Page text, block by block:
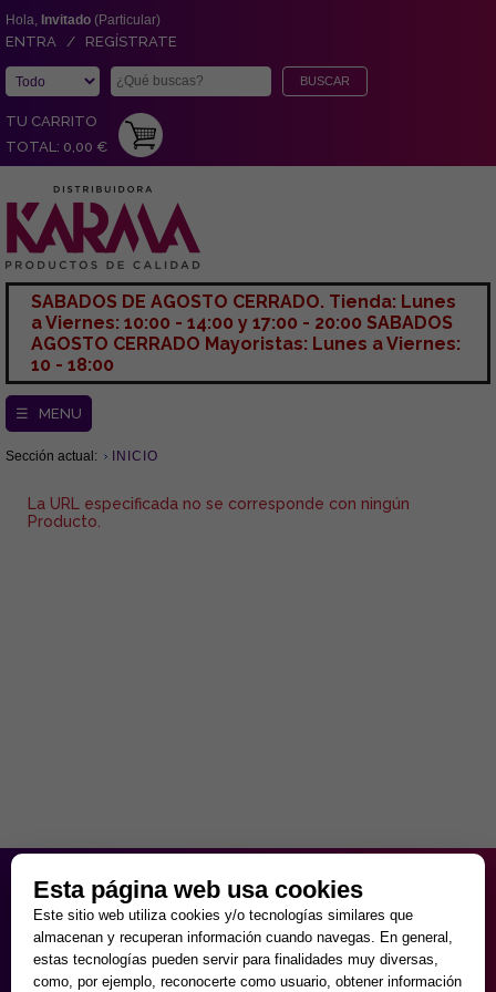
Hola, Invitado (Particular)
ENTRA / REGÍSTRATE
TU CARRITO
TOTAL: 0,00 €
SABADOS DE AGOSTO CERRADO. Tienda: Lunes
a Viernes: 10:00 - 14:00 y 17:00 - 20:00 SABADOS
AGOSTO CERRADO Mayoristas: Lunes a Viernes:
10 - 18:00
☰ MENU
Sección actual: INICIO
La URL especificada no se corresponde con ningún
Producto.
de Lunes a Viernes
9:30 - 20:00
Sábados
10:00 - 14:00 y 17:00 - 20:00
Domingos cerrado.
Esta página web usa cookies
Este sitio web utiliza cookies y/o tecnologías similares que
almacenan y recuperan información cuando navegas. En general,
estas tecnologías pueden servir para finalidades muy diversas,
como, por ejemplo, reconocerte como usuario, obtener información